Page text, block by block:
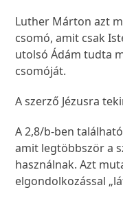
Luther Márton azt
csomó, amit csak
utolsó Ádám tudta
csomóját.
A szerző Jézusra
A 2,8/b-ben található
amit legtöbbször a
használnak. Azt
elgondolkozással